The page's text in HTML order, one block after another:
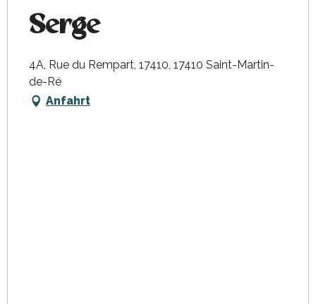
Serge
4A, Rue du Rempart, 17410, 17410 Saint-Martin-
de-Ré
Anfahrt